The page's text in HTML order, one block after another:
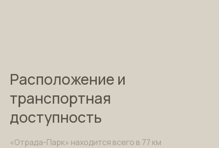
Расположение и
транспортная
доступность
«Отрада-Парк» находится всего в 77 км